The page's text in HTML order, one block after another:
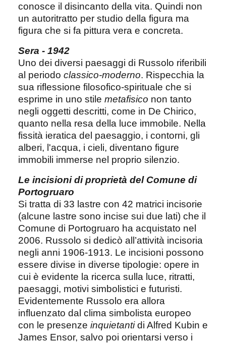
conosce il disincanto della vita. Quindi non
un autoritratto per studio della figura ma
figura che si fa pittura vera e concreta.
Sera - 1942
Uno dei diversi paesaggi di Russolo riferibili
al periodo classico-moderno. Rispecchia la
sua riflessione filosofico-spirituale che si
esprime in uno stile metafisico non tanto
negli oggetti descritti, come in De Chirico,
quanto nella resa della luce immobile. Nella
fissità ieratica del paesaggio, i contorni, gli
alberi, l'acqua, i cieli, diventano figure
immobili immerse nel proprio silenzio.
Le incisioni di proprietà del Comune di
Portogruaro
Si tratta di 33 lastre con 42 matrici incisorie
(alcune lastre sono incise sui due lati) che il
Comune di Portogruaro ha acquistato nel
2006. Russolo si dedicò all’attività incisoria
negli anni 1906-1913. Le incisioni possono
essere divise in diverse tipologie: opere in
cui è evidente la ricerca sulla luce, ritratti,
paesaggi, motivi simbolistici e futuristi.
Evidentemente Russolo era allora
influenzato dal clima simbolista europeo
con le presenze inquietantidi Alfred Kubin e
James Ensor, salvo poi orientarsi verso i